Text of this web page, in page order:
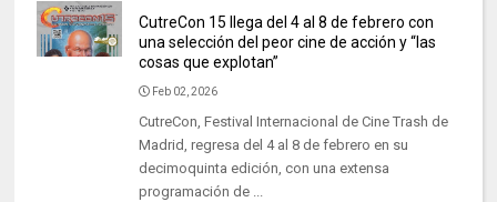
CutreCon 15 llega del 4 al 8 de febrero con
una selección del peor cine de acción y “las
cosas que explotan”
Feb 02, 2026
CutreCon, Festival Internacional de Cine Trash de
Madrid, regresa del 4 al 8 de febrero en su
decimoquinta edición, con una extensa
programación de ...